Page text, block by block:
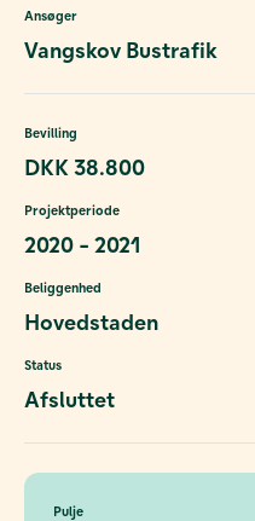
Ansøger
Vangskov Bustrafik
Bevilling
DKK 38.800
Projektperiode
2020 - 2021
Beliggenhed
Hovedstaden
Status
Afsluttet
Pulje